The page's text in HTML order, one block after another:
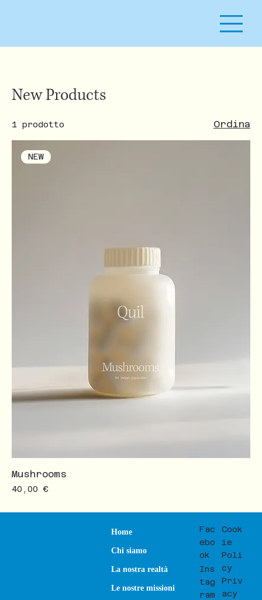
New Products
1 prodotto Ordina
NEW
Mushrooms
Prezzo
40,00 €
Home
Chi siamo
La nostra realtà
Le nostre missioni
Fac
ebo
ok
Ins
tag
ram
Cook
ie
Poli
cy
Priv
acy